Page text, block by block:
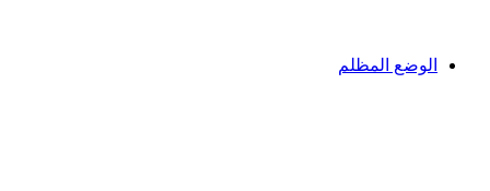
الوضع المظلم